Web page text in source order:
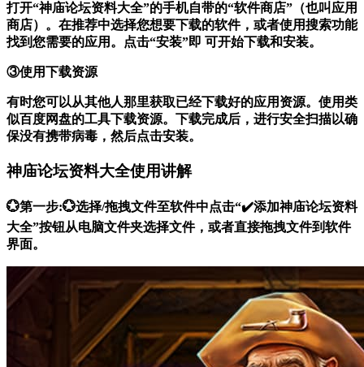
打开“神庙论坛资料大全”的手机自带的“软件商店”（也叫应用
商店）。在推荐中选择您想要下载的软件，或者使用搜索功能
找到您需要的应用。点击“安装”即 可开始下载和安装。
③使用下载资源
有时您可以从其他人那里获取已经下载好的应用资源。使用类
似百度网盘的工具下载资源。下载完成后，进行安全扫描以确
保没有携带病毒，然后点击安装。
神庙论坛资料大全使用讲解
💮第一步:💮选择/拖拽文件至软件中点击“✔️添加神庙论坛资料
大全”按钮从电脑文件夹选择文件，或者直接拖拽文件到软件
界面。